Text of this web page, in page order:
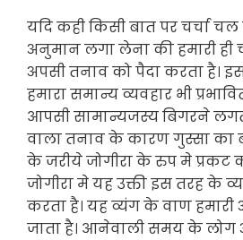
यदि कही किसी बात पर चर्चा चल
अनुमान लगा लेना की हमारी ही
अपसी तनाव को पैदा करता है।
हमारा समान्य व्यवहार भी
आपसी सामान्यजस्य बिगरने
वाला तनाव के कारण गुस्सा का
के जरीये जोगीरा के रुप मे प्रकट
जोगीरा मे यह उक्ती इस तरह के
करता है। यह व्यंग के वाण
जाता है। आनेवाली समय के